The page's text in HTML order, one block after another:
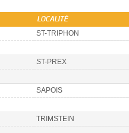
LOCALITÉ
ST-TRIPHON
ST-PREX
SAPOIS
TRIMSTEIN